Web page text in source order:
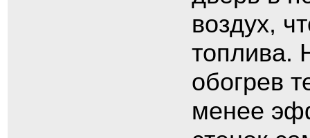
воздух,
топлива.
обогрев
менее